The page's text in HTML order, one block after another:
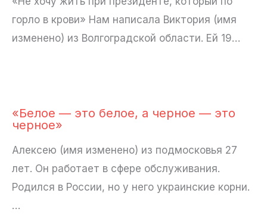
горло в крови» Нам написала Виктория (имя
изменено) из Волгоградской области. Ей 19…
«Белое — это белое, а черное — это
черное»
Алексею (имя изменено) из подмосковья 27
лет. Он работает в сфере обслуживания.
Родился в России, но у него украинские корни.
…